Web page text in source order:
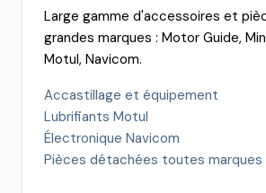
Large gamme d'accessoires et
grandes marques : Motor Guide,
Motul, Navicom.
Accastillage et équipement
Lubrifiants Motul
Électronique Navicom
Pièces détachées toutes marques